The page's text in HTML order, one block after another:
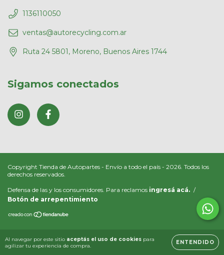
Al navegar por este sitio aceptás el uso de cookies para
agilizar tu experiencia de compra.
ENTENDIDO
1136110050
ventas@autorecycling.com.ar
Ruta 24 5801, Moreno, Buenos Aires 1744
Sigamos conectados
Copyright Tienda de Autopartes - Envío a todo el país - 2026. Todos los
derechos reservados.
Defensa de las y los consumidores. Para reclamos ingresá acá. /
Botón de arrepentimiento